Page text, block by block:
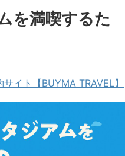
を満喫するた
イト【BUYMA TRAVEL】